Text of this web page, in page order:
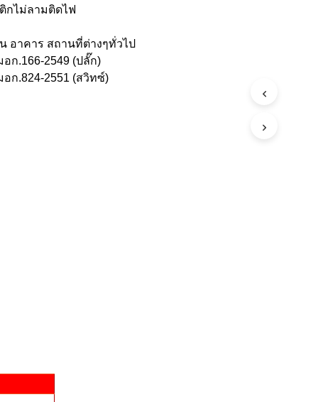
กไม่ลามติดไฟ
อาคาร สถานที่ต่างๆทั่วไป
ก.166-2549 (ปลั๊ก)
ก.824-2551 (สวิทซ์)